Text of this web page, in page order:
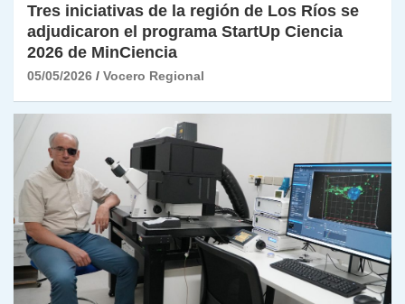
Tres iniciativas de la región de Los Ríos se
adjudicaron el programa StartUp Ciencia
2026 de MinCiencia
05/05/2026 Vocero Regional